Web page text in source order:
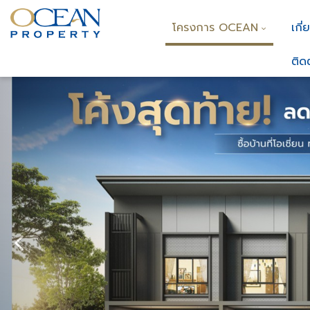
โครงการ OCEAN เกี่
ติด